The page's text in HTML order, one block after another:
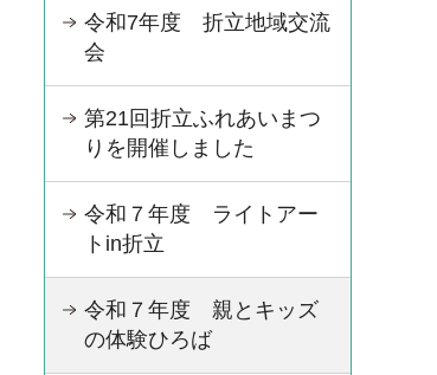
令和7年度 折立地域交流
会
第21回折立ふれあいまつ
りを開催しました
令和７年度 ライトアー
トin折立
令和７年度 親とキッズ
の体験ひろば